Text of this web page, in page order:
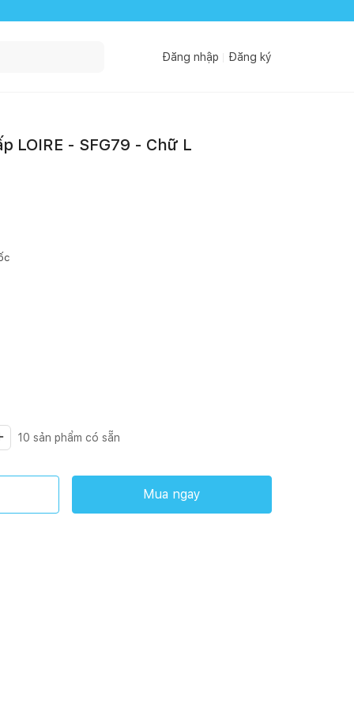
Đăng nhập Đăng ký
LOIRE - SFG79 - Chữ L
10 sản phẩm có sẵn
Mua ngay